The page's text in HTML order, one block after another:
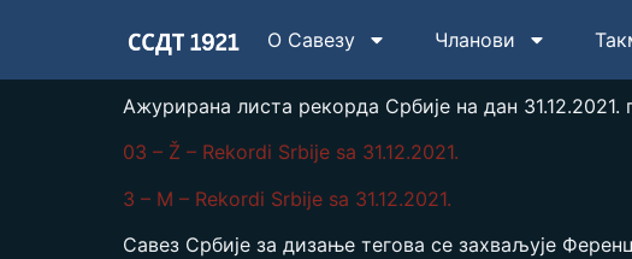
О Савезу Чланови
Ажурирана листа рекорда Србије на дан 31.12.2021.
03 – Ž – Rekordi Srbije sa 31.12.2021.
3 – M – Rekordi Srbije sa 31.12.2021.
Савез Србије за дизање тегова се захваљује